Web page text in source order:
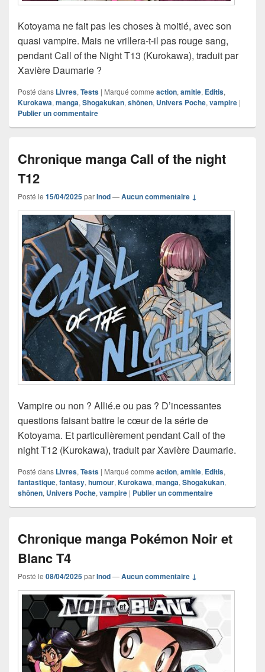
Kotoyama ne fait pas les choses à moitié, avec son
quasi vampire. Mais ne vrillera-t-il pas rouge sang,
pendant Call of the Night T13 (Kurokawa), traduit par
Xavière Daumarie ?
Posté dans Livres, Tests | Marqué comme action, amitie, Editis,
Kurokawa, manga, Shogakukan, shônen, Univers Poche, vampire |
Publier un commentaire
Chronique manga Call of the night
T12
Posté le 15/04/2025parInod—Aucun commentaire ↓
Vampire ou non ? Allié.e ou pas ? D’incessantes
questions faisant battre le cœur de la série de
Kotoyama. Et particulièrement pendant Call of the
night T12 (Kurokawa), traduit par Xavière Daumarie.
Posté dans Livres, Tests | Marqué comme action, amitie, Editis,
fantastique, fantasy, humour, Kurokawa, manga, Shogakukan,
shônen, Univers Poche, vampire | Publier un commentaire
Chronique manga Pokémon Noir et
Blanc T4
Posté le 08/04/2025parInod—Aucun commentaire ↓